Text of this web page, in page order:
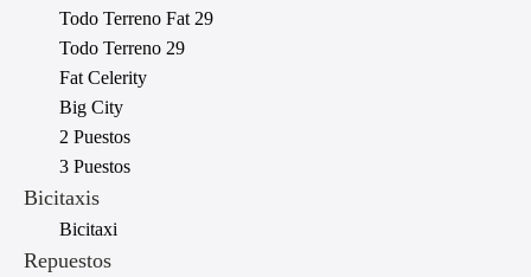
Todo Terreno Fat 29
Todo Terreno 29
Fat Celerity
Big City
2 Puestos
3 Puestos
Bicitaxis
Bicitaxi
Repuestos